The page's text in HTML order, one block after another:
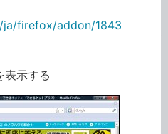
firefox/addon/1843
表示する